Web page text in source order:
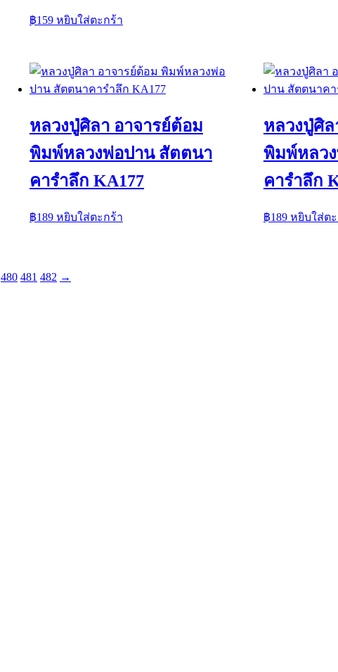
฿159 หยิบใส่ตะกร้า
หลวงปู่ศิลา อาจารย์ต้อม
พิมพ์หลวงพ่อปาน สัตตนา
คารำลึก KA177
฿189 หยิบใส่ตะกร้า
หลวงปู่ศิล
พิมพ์หลว
คารำลึก
฿189 หยิบใส่ต
480 481 482 →